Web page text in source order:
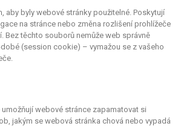
aby byly webové stránky použitelné. Poskytují
na stránce nebo změna rozlišení prohlížeče
Bez těchto souborů nemůže web správně
(session cookie) – vymažou se z vašeho
webové stránce zapamatovat si
jakým se webová stránka chová nebo vypadá